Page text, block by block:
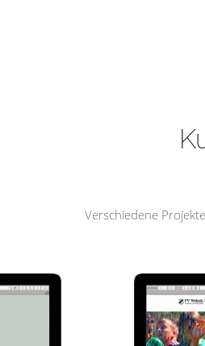
Verschiedene